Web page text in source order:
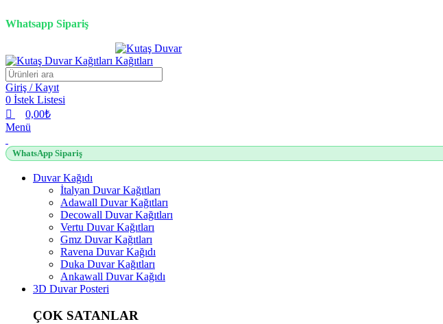
Whatsapp Sipariş
Giriş / Kayıt
0 İstek Listesi
0,00₺
Menü
WhatsApp Sipariş
Duvar Kağıdı
İtalyan Duvar Kağıtları
Adawall Duvar Kağıtları
Decowall Duvar Kağıtları
Vertu Duvar Kağıtları
Gmz Duvar Kağıtları
Ravena Duvar Kağıdı
Duka Duvar Kağıtları
Ankawall Duvar Kağıdı
3D Duvar Posteri
ÇOK SATANLAR